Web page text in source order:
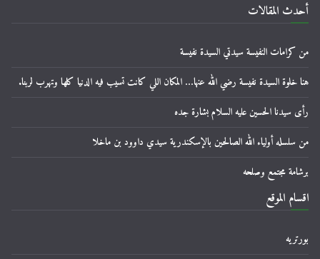
أحدث المقالات
من كرامات النفيسة سيدتي السيدة نفيسة
هنا خلوة السيدة نفيسة رضي الله عنها… المكان اللي كانت تسيب فيه الدنيا كلها وتهرب لربنا.
رأى سيدنا الحسين عليه السلام بشارة جده
من سلسله أولياء الله الصالحين بالإسكندرية سيدي داوود بن ماخلا
برشامة مجتمع وصلحه
اقسام الموقع
بورتريه